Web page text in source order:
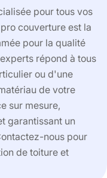
pour tous vos
couverture est la
pour la qualité
répond à tous
ou d'une
de votre
sur mesure,
garantissant un
nous pour
de toiture et